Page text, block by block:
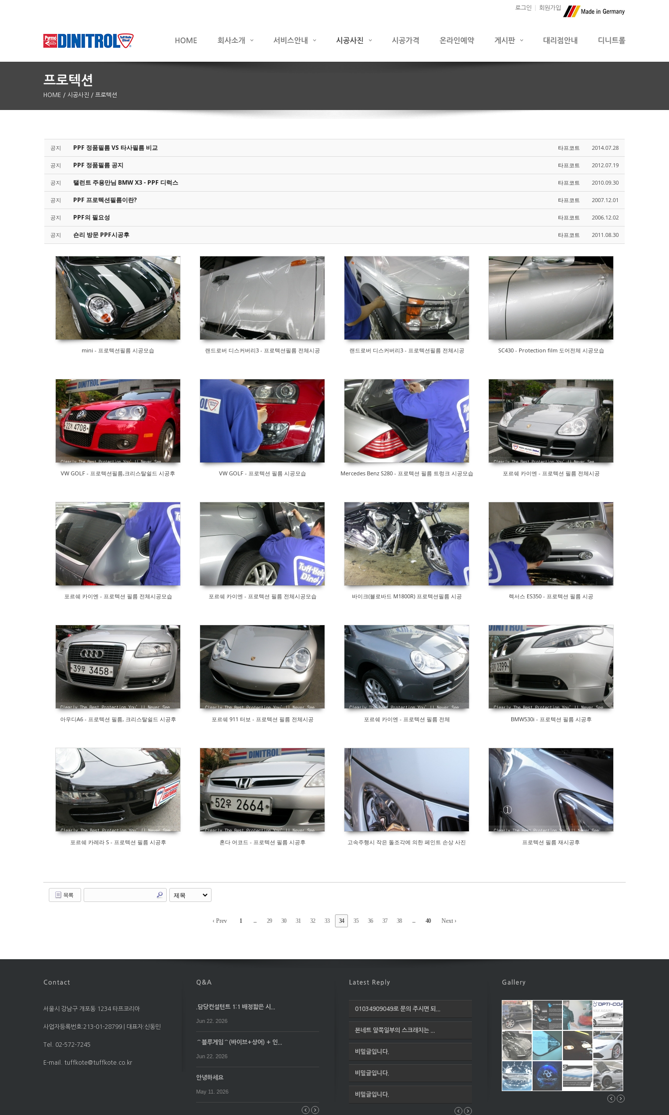
로그인 회원가입
HOME / 시공사진 / 프로텍션
공지 PPF 정품필름 VS 타사필름 비교 타프코트 2014.07.28
공지 PPF 정품필름 공지 타프코트 2012.07.19
공지 탤런트 주용만님 BMW X3 - PPF 디럭스 타프코트 2010.09.30
공지 PPF 프로텍션필름이란? 타프코트 2007.12.01
공지 PPF의 필요성 타프코트 2006.12.02
공지 숀리 방문 PPF시공후 타프코트 2011.08.30
mini - 프로텍션필름 시공모습 랜드로버 디스커버리3 - 프로텍션필름 전체시공 랜드로버 디스커버리3 - 프로텍션필름 전체시공 SC430 - Protection film 도어전체 시공모습
VW GOLF - 프로텍션필름,크리스탈쉴드 시공후 VW GOLF - 프로텍션 필름 시공모습 Mercedes Benz S280 - 프로텍션 필름 트렁크 시공모습 포르쉐 카이엔 - 프로텍션 필름 전체시공
포르쉐 카이엔 - 프로텍션 필름 전체시공모습 포르쉐 카이엔 - 프로텍션 필름 전체시공모습 바이크(블로바드 M1800R) 프로텍션필름 시공 렉서스 ES350 - 프로텍션 필름 시공
아우디A6 - 프로텍션 필름, 크리스탈쉴드 시공후 포르쉐 911 터보 - 프로텍션 필름 전체시공 포르쉐 카이엔 - 프로텍션 필름 전체 BMW530i - 프로텍션 필름 시공후
포르쉐 카레라 S - 프로텍션 필름 시공후 혼다 어코드 - 프로텍션 필름 시공후 고속주행시 작은 돌조각에 의한 페인트 손상 사진 프로텍션 필름 재시공후
목록
‹ Prev 1 ... 29 30 31 32 33 34 35 36 37 38 ... 40 Next ›
Sketchbook5, 스케치북5
Sketchbook5, 스케치북5
Sketchbook5, 스케치북5
Sketchbook5, 스케치북5
서울시 강남구 개포동 1234 타프코리아
사업자등록번호:213-01-28799 | 대표자:신동민
Tel. 02-572-7245
E-mail. tuffkote@tuffkote.co.kr
.담당컨설턴트 1:1 배정짧은 시...
Jun 22. 2026
⌒블루게임⌒(바이브+상어) + 인...
Jun 22. 2026
안녕하세요
May 11. 2026
01034909049로 문의 주시면 되...
본네트 앞쪽일부의 스크래치는 ...
비밀글입니다.
비밀글입니다.
비밀글입니다.